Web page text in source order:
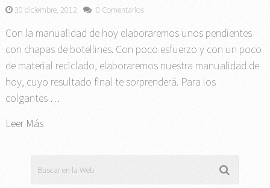
30 diciembre, 2012 0 Comentarios
Con la manualidad de hoy elaboraremos unos pendientes
con chapas de botellines. Con poco esfuerzo y con un poco
de material reciclado, elaboraremos nuestra manualidad de
hoy, cuyo resultado final te sorprenderá. Para los
colgantes …
Leer Más